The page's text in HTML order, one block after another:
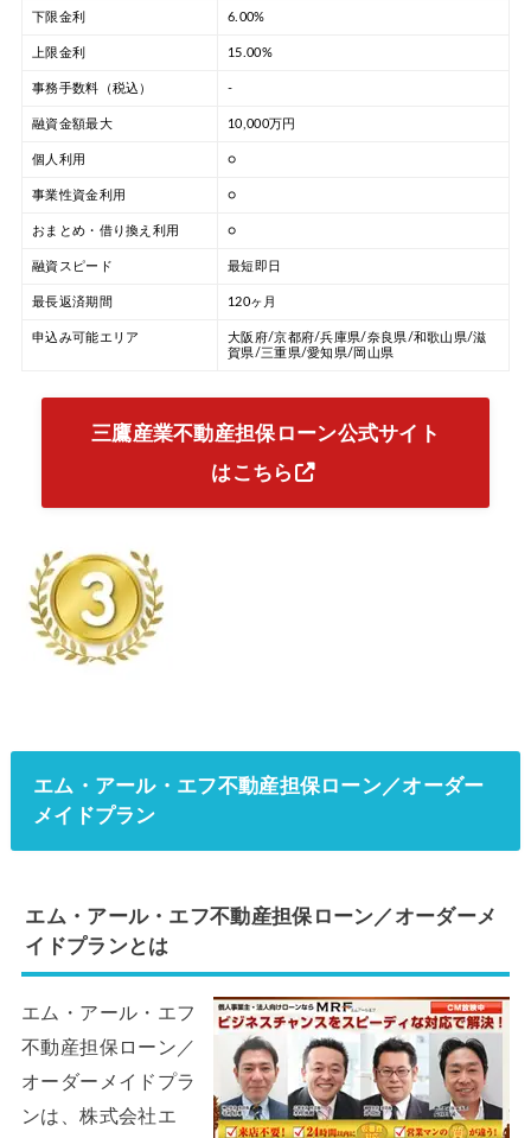
下限金利 6.00%
上限金利 15.00%
事務手数料（税込） -
融資金額最大 10,000万円
個人利用 ○
事業性資金利用 ○
おまとめ・借り換え利用 ○
融資スピード 最短即日
最長返済期間 120ヶ月
申込み可能エリア
大阪府/京都府/兵庫県/奈良県/和歌山県/滋
賀県/三重県/愛知県/岡山県
三鷹産業不動産担保ローン公式サイト
はこちら
エム・アール・エフ不動産担保ローン／オーダー
メイドプラン
エム・アール・エフ不動産担保ローン／オーダーメ
イドプランとは
エム・アール・エフ
不動産担保ローン／
オーダーメイドプラ
ンは、株式会社エ